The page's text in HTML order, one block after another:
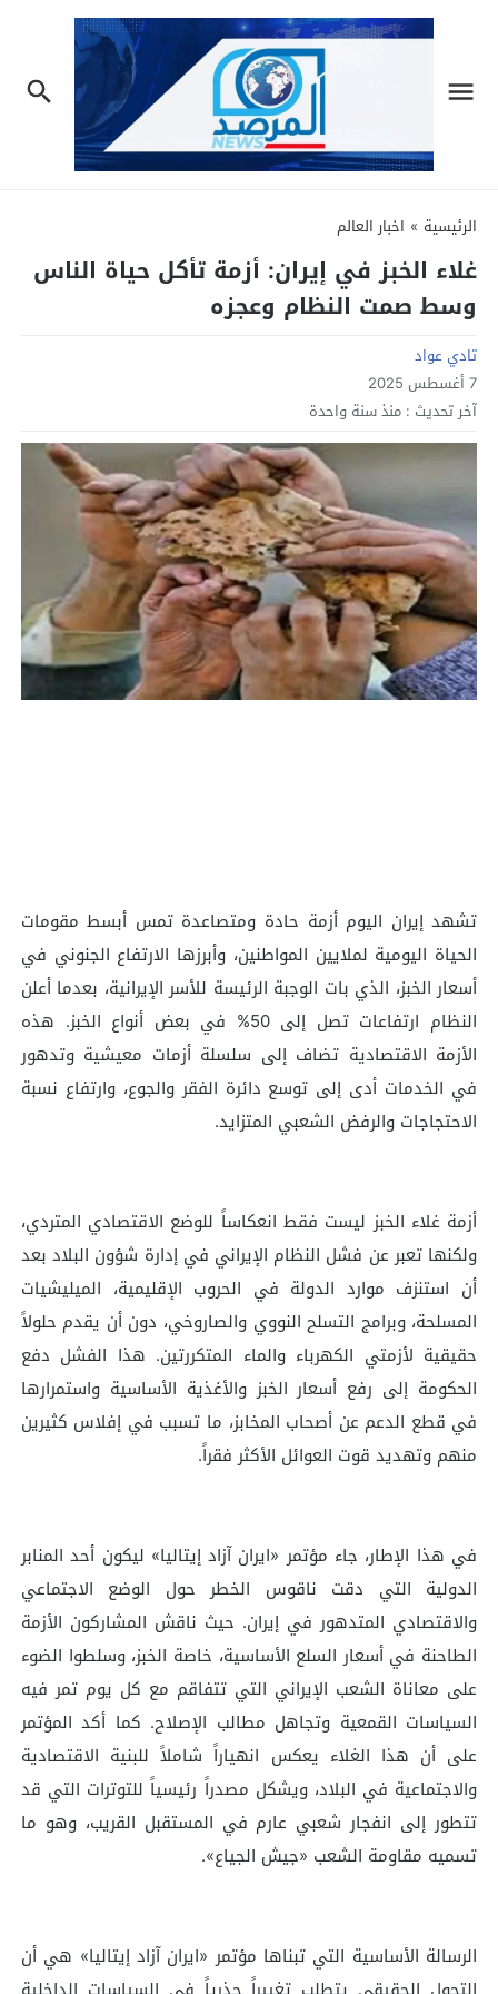
الرئيسية » اخبار العالم
غلاء الخبز في إيران: أزمة تأكل حياة الناس
وسط صمت النظام وعجزه
تادي عواد
7 أغسطس 2025
آخر تحديث : منذ سنة واحدة
تشهد إيران اليوم أزمة حادة ومتصاعدة تمس أبسط مقومات
الحياة اليومية لملايين المواطنين، وأبرزها الارتفاع الجنوني في
أسعار الخبز، الذي بات الوجبة الرئيسة للأسر الإيرانية، بعدما أعلن
النظام ارتفاعات تصل إلى 50% في بعض أنواع الخبز. هذه
الأزمة الاقتصادية تضاف إلى سلسلة أزمات معيشية وتدهور
في الخدمات أدى إلى توسع دائرة الفقر والجوع، وارتفاع نسبة
الاحتجاجات والرفض الشعبي المتزايد.
أزمة غلاء الخبز ليست فقط انعكاساً للوضع الاقتصادي المتردي،
ولكنها تعبر عن فشل النظام الإيراني في إدارة شؤون البلاد بعد
أن استنزف موارد الدولة في الحروب الإقليمية، الميليشيات
المسلحة، وبرامج التسلح النووي والصاروخي، دون أن يقدم حلولاً
حقيقية لأزمتي الكهرباء والماء المتكررتين. هذا الفشل دفع
الحكومة إلى رفع أسعار الخبز والأغذية الأساسية واستمرارها
في قطع الدعم عن أصحاب المخابز، ما تسبب في إفلاس كثيرين
منهم وتهديد قوت العوائل الأكثر فقراً.
في هذا الإطار، جاء مؤتمر «ایران آزاد إیتالیا» ليكون أحد المنابر
الدولية التي دقت ناقوس الخطر حول الوضع الاجتماعي
والاقتصادي المتدهور في إيران. حيث ناقش المشاركون الأزمة
الطاحنة في أسعار السلع الأساسية، خاصة الخبز، وسلطوا الضوء
على معاناة الشعب الإيراني التي تتفاقم مع كل يوم تمر فيه
السياسات القمعية وتجاهل مطالب الإصلاح. كما أكد المؤتمر
على أن هذا الغلاء يعكس انهياراً شاملاً للبنية الاقتصادية
والاجتماعية في البلاد، ويشكل مصدراً رئيسياً للتوترات التي قد
تتطور إلى انفجار شعبي عارم في المستقبل القريب، وهو ما
تسميه مقاومة الشعب «جيش الجياع».
الرسالة الأساسية التي تبناها مؤتمر «ایران آزاد إیتالیا» هي أن